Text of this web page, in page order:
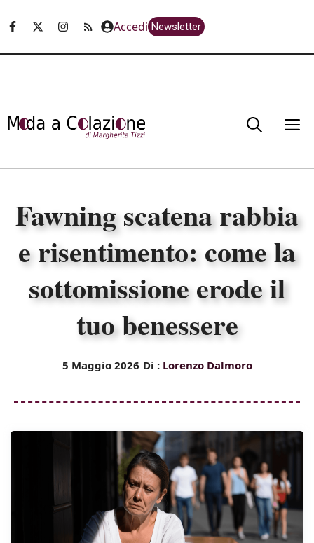
Accedi Newsletter
Fawning scatena rabbia
e risentimento: come la
sottomissione erode il
tuo benessere
5 Maggio 2026 Di : Lorenzo Dalmoro